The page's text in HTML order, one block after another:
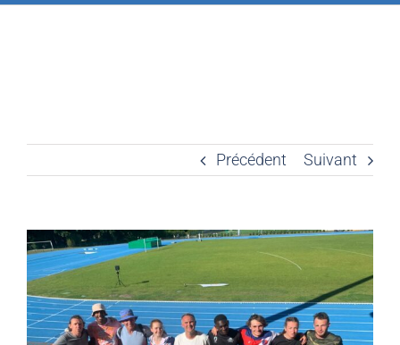
Précédent Suivant